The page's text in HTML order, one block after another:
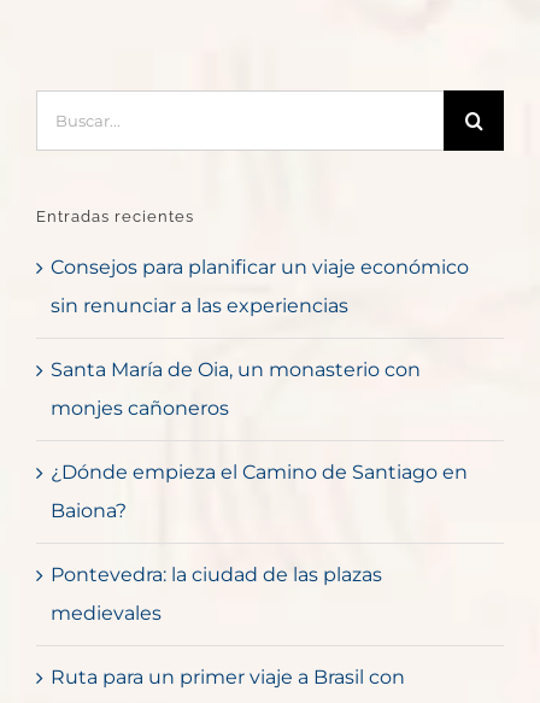
Entradas recientes
Consejos para planificar un viaje económico
sin renunciar a las experiencias
Santa María de Oia, un monasterio con
monjes cañoneros
¿Dónde empieza el Camino de Santiago en
Baiona?
Pontevedra: la ciudad de las plazas
medievales
Ruta para un primer viaje a Brasil con